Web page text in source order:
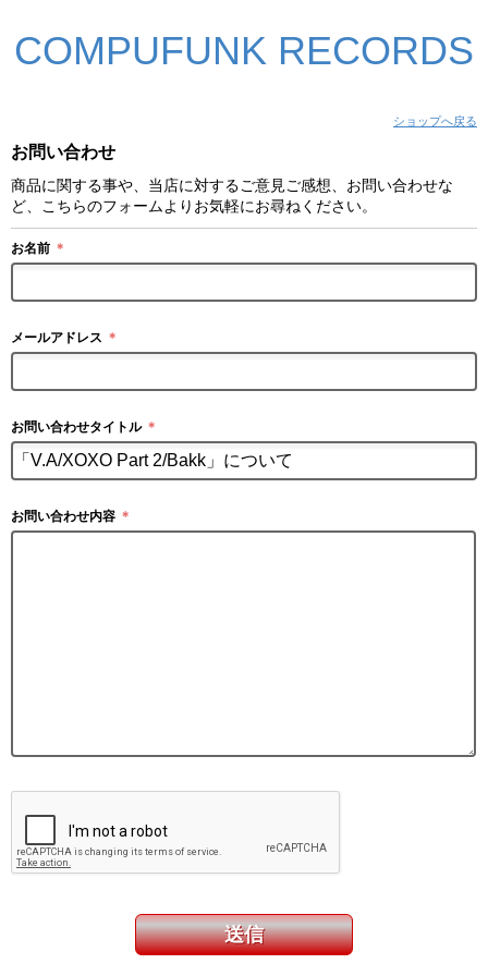
COMPUFUNK RECORDS
ショップへ戻る
お問い合わせ
商品に関する事や、当店に対するご意見ご感想、お問い合わせな
ど、こちらのフォームよりお気軽にお尋ねください。
お名前 ＊
メールアドレス ＊
お問い合わせタイトル ＊
お問い合わせ内容 ＊